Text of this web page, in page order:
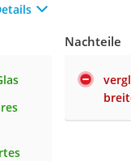
Nachteile